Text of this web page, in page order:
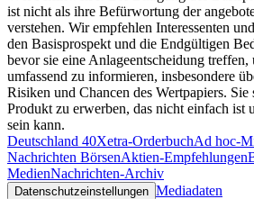
ist nicht als ihre Befürwortung der
verstehen. Wir empfehlen Interessenten
den Basisprospekt und die Endgültigen
bevor sie eine Anlageentscheidung
umfassend zu informieren, insbesondere
Risiken und Chancen des Wertpapiers.
Produkt zu erwerben, das nicht einfach ist
sein kann.
Deutschland 40Xetra-OrderbuchAd hoc-
Nachrichten BörsenAktien-Empfehlungen
MedienNachrichten-Archiv
Datenschutzeinstellungen Mediadaten